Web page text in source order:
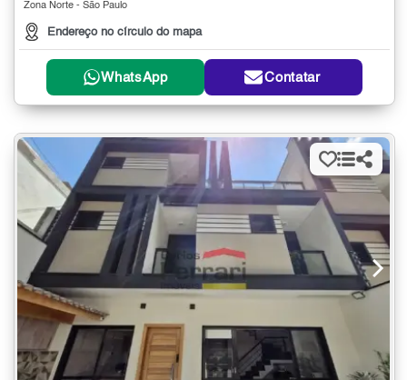
Zona Norte - São Paulo
Endereço no círculo do mapa
WhatsApp Contatar